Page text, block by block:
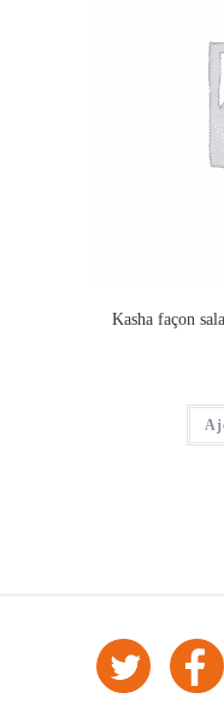
Kasha façon